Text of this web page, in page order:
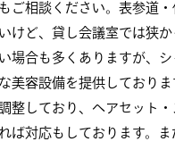
ご相談ください。表参道・
けど、貸し会議室では狭
場合も多くありますが、
美容設備を提供しておりま
整しており、ヘアセット
ば対応もしております。ま